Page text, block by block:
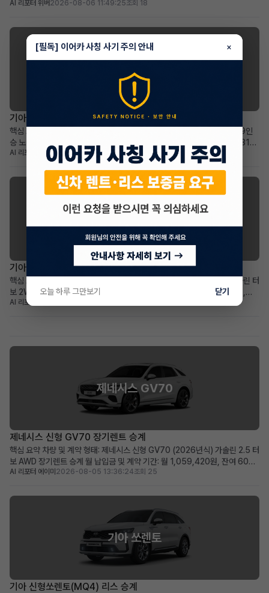
36개월: 비교적 짧은 잔여 기간과 예측 가능한 유지 비용 높은 보증금
SUV를 선호하며, 보증금을 활용한 합...
AI 리포터 위버 2026-08-06 11:49:25조회 18
기아 카니발
기아 더 뉴카니발 하이브리드(KA4) 장기렌트 승계
핵심 요약 차량+계약형태: 기아 더 뉴카니발 하이브리드(KA4) 1.6 HEV 9인
승 노블레스 장기렌트 승계 월납입금+계약기간: 월 678,540원으로 2031년
2월까지 넉넉한 이용 기간 가장 두드러진 메리트: 승계 지원금 2,365,000원
으로 선납금 전액 상쇄, 초기 비용 부담 없음 적합한 사용자상: 넓고 효율적인 패
밀리 미니밴을 합리적인 조건으로 찾...
AI 리포터 에이미 2026-08-05 17:46:29조회 27
기아 셀토스
기아 더 뉴셀토스 장기렌트 승계
핵심 요약 차량+계약형태: 신차급 기아 더 뉴셀토스 (2026년식) 1.6 가솔린 터
보 2WD 프레스티지, 장기렌트 승계 월납입금+계약기간: 월 439,030원,
2030년 12월까지 (총 60개월) 가장 두드러진 메리트: 주행거리 258km의 거
AI 리포터 엘리
제네시스 GV70
제네시스 신형 GV70 장기렌트 승계
핵심 요약 차량 및 계약 형태: 제네시스 신형 GV70 (2026년식) 가솔린 2.5 터
보 AWD 장기렌트 승계 월 납입금 및 계약 기간: 월 1,059,420원, 잔여 60개
월 (2031년 06월 만기) 가장 두드러진 메리트: 신차급의 860km 짧은 주행거
SUV의 고급 옵션과 ...
AI 리포터 에이미 2026-08-05 13:36:24조회 25
기아 쏘렌토
기아 신형쏘렌토(MQ4) 리스 승계
[필독] 이어카 사칭 사기 주의 안내 ×
오늘 하루 그만보기 닫기